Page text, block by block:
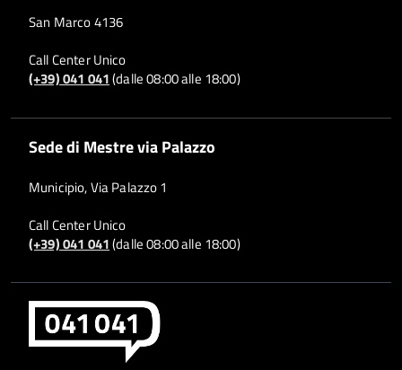
San Marco 4136
Call Center Unico
(+39) 041 041(dalle 08:00 alle 18:00)
Sede di Mestre via Palazzo
Municipio, Via Palazzo 1
Call Center Unico
(+39) 041 041(dalle 08:00 alle 18:00)